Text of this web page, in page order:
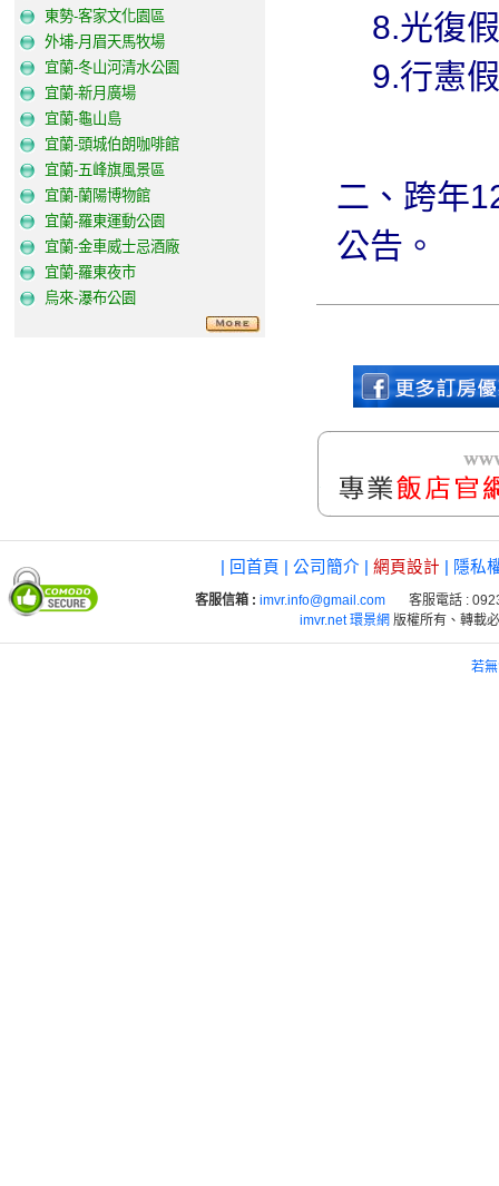
東勢-客家文化園區
外埔-月眉天馬牧場
宜蘭-冬山河清水公園
宜蘭-新月廣場
宜蘭-龜山島
宜蘭-頭城伯朗咖啡館
宜蘭-五峰旗風景區
宜蘭-蘭陽博物館
宜蘭-羅東運動公園
宜蘭-金車威士忌酒廠
宜蘭-羅東夜市
烏來-瀑布公園
8.光復假
9.行憲假
二、跨年
公告。